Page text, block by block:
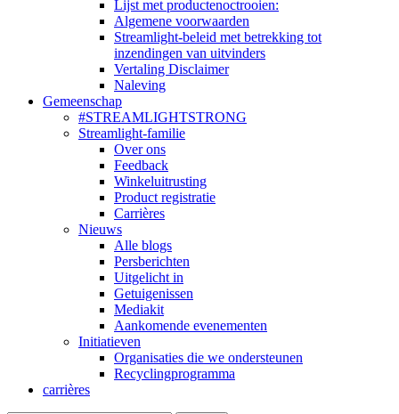
Lijst met productenoctrooien:
Algemene voorwaarden
Streamlight-beleid met betrekking tot
inzendingen van uitvinders
Vertaling Disclaimer
Naleving
Gemeenschap
#STREAMLIGHTSTRONG
Streamlight-familie
Over ons
Feedback
Winkeluitrusting
Product registratie
Carrières
Nieuws
Alle blogs
Persberichten
Uitgelicht in
Getuigenissen
Mediakit
Aankomende evenementen
Initiatieven
Organisaties die we ondersteunen
Recyclingprogramma
carrières